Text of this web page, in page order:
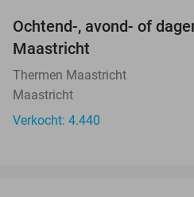
Ochtend-, avond- of
Maastricht
Thermen Maastricht
Maastricht
Verkocht: 4.440